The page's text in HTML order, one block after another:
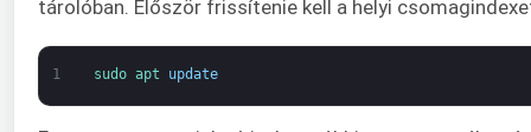
tárolóban. Először frissítenie kell a helyi
1 sudo apt update